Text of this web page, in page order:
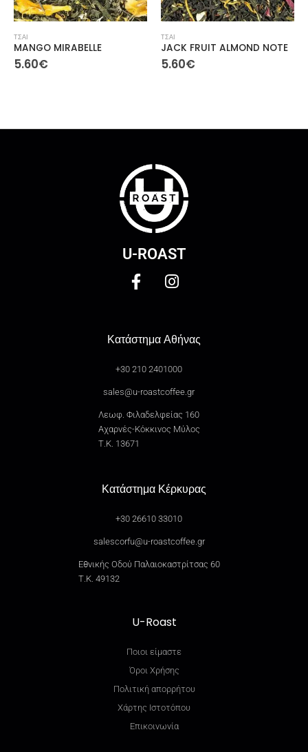
JACK FRUIT ALMOND NOTE
U-ROAST
Κατάστημα Αθήνας
+30 210 2401000
sales@u-roastcoffee.gr
Λεωφ. Φιλαδελφείας 160
Αχαρνές-Κόκκινος Μύλος
Τ.Κ. 13671
Κατάστημα Κέρκυρας
+30 26610 33010
salescorfu@u-roastcoffee.gr
Εθνικής Οδού Παλαιοκαστρίτσας 60
Τ.Κ. 49132
U-Roast
Ποιοι είμαστε
Όροι Χρήσης
Πολιτική απορρήτου
Χάρτης Ιστοτόπου
Επικοινωνία